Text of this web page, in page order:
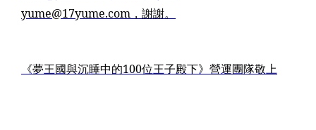
yume@17yume.com，謝謝。
《夢王國與沉睡中的100位王子殿下》營運團隊敬上